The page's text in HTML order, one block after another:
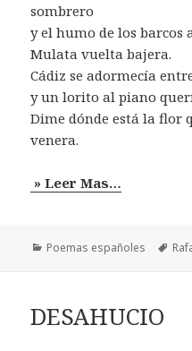
sombrero
y el humo de los barcos
Mulata vuelta bajera.
Cádiz se adormecía
y un lorito al piano
Dime dónde está la flor
venera.
» Leer Mas…
Categorías
Poemas españoles
DESAHUCIO